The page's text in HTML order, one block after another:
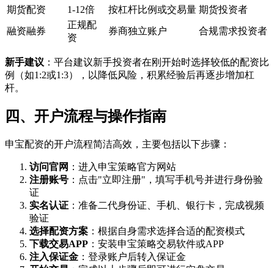
期货配资 1-12倍 按杠杆比例或交易量 期货投资者
融资融券
正规配
资
券商独立账户 合规需求投资者
新手建议 ：平台建议新手投资者在刚开始时选择较低的配资比
例（如1:2或1:3），以降低风险，积累经验后再逐步增加杠
杆。
四、开户流程与操作指南
申宝配资的开户流程简洁高效，主要包括以下步骤：
访问官网 ：进入申宝策略官方网站
注册账号 ：点击"立即注册"，填写手机号并进行身份验
证
实名认证 ：准备二代身份证、手机、银行卡，完成视频
验证
选择配资方案 ：根据自身需求选择合适的配资模式
下载交易APP ：安装申宝策略交易软件或APP
注入保证金 ：登录账户后转入保证金